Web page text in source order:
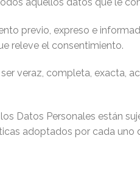
previo, expreso e
releve el consentimiento.
veraz, completa, exacta,
Datos Personales están
adoptados por cada